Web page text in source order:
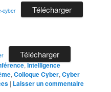
cyber Télécharger
Télécharger
,Intelligence
,Colloque Cyber,Cyber
| Laisser un commentaire